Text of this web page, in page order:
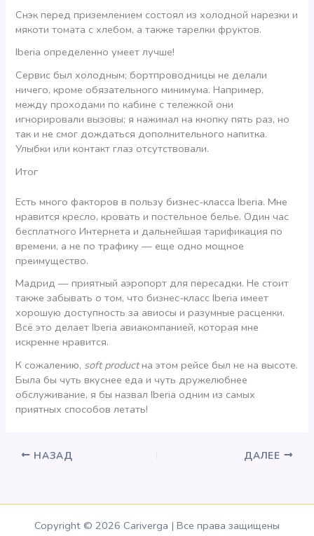
Снэк перед приземлением состоял из холодной нарезки и
мякоти томата с хлебом, а также тарелки фруктов.
Iberia определенно умеет лучше!
Сервис был холодным; бортпроводницы не делали
ничего, кроме обязательного минимума. Например,
между проходами по кабине с тележкой они
игнорировали вызовы; я нажимал на кнопку пять раз, но
так и не смог дождаться дополнительного напитка.
Улыбки или контакт глаз отсутствовали.
Итог
Есть много факторов в пользу бизнес-класса Iberia. Мне
нравится кресло, кровать и постельное белье. Один час
бесплатного Интернета и дальнейшая тарификация по
времени, а не по трафику — еще одно мощное
преимущество.
Мадрид — приятный аэропорт для пересадки. Не стоит
также забывать о том, что бизнес-класс Iberia имеет
хорошую доступность за авиосы и разумные расценки.
Всё это делает Iberia авиакомпанией, которая мне
искренне нравится.
К сожалению, soft productна этом рейсе был не на высоте.
Была бы чуть вкуснее еда и чуть дружелюбнее
обслуживание, я бы назвал Iberia одним из самых
приятных способов летать!
НАЗАД ДАЛЕЕ
Copyright © 2026 Cariverga | Все права защищены